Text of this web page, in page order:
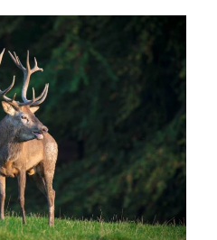
S
I
C
H
T
E